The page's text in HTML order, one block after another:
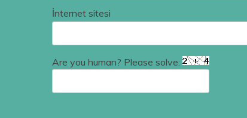
İnternet sitesi
Are you human? Please solve: